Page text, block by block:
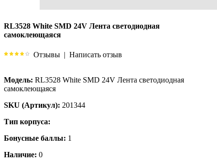
RL3528 White SMD 24V Лента светодиодная
самоклеющаяся
Отзывы | Написать отзыв
Модель: RL3528 White SMD 24V Лента светодиодная
самоклеющаяся
SKU (Артикул): 201344
Тип корпуса:
Бонусные баллы: 1
Наличие: 0